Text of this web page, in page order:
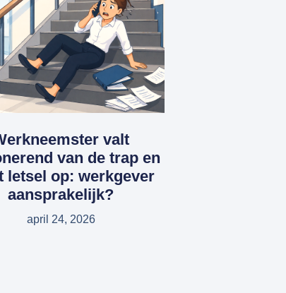
valt
van de trap en
letsel op: werkgever
aansprakelijk?
april 24, 2026